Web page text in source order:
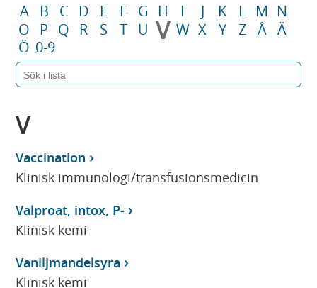
A B C D E F G H I J K L M N
O
P Q R S T U V W X Y Z Å Ä
Ö 0-9
V
Vaccination
Klinisk immunologi/transfusionsmedicin
Valproat, intox, P-
Klinisk kemi
Vaniljmandelsyra
Klinisk kemi